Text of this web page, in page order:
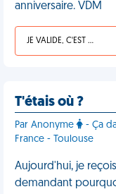
anniversaire. VDM
JE VALIDE, C'EST UNE VDM
T'étais où ?
Par Anonyme
- Ça
France - Toulouse
Aujourd'hui, je
demandant